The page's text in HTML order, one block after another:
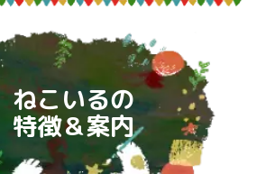
ねこいるの
特徴＆案内